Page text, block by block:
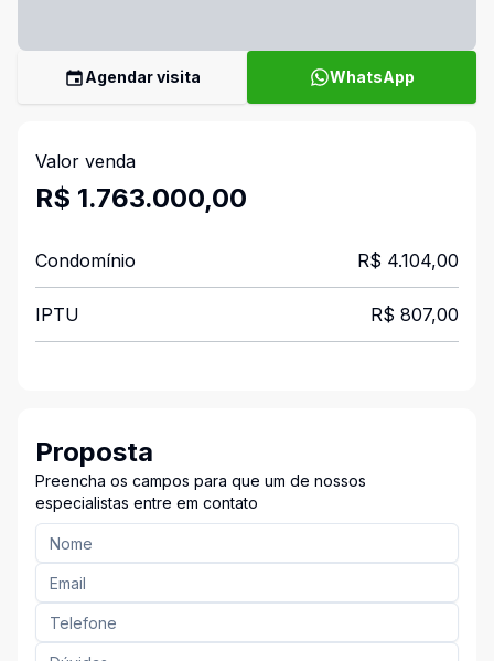
Agendar visita WhatsApp
Valor venda
R$ 1.763.000,00
Condomínio R$ 4.104,00
IPTU R$ 807,00
Proposta
Preencha os campos para que um de nossos
especialistas entre em contato